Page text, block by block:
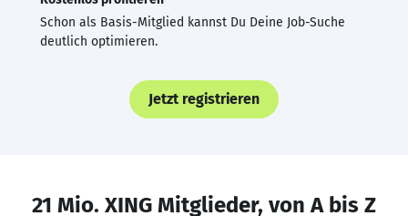
Schon als Basis-Mitglied kannst Du Deine Job-Suche
deutlich optimieren.
Jetzt registrieren
21 Mio. XING Mitglieder, von A bis Z